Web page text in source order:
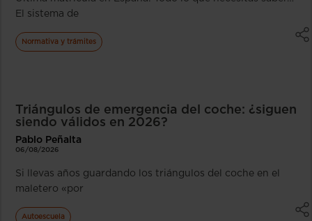
El sistema de
Normativa y trámites
Triángulos de emergencia del coche: ¿siguen
siendo válidos en 2026?
Pablo Peñalta
06/08/2026
Si llevas años guardando los triángulos del coche en el
maletero «por
Autoescuela